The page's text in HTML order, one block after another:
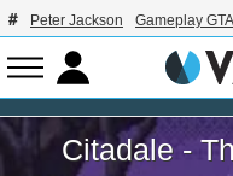
Peter Jackson Gameplay
Citadale -